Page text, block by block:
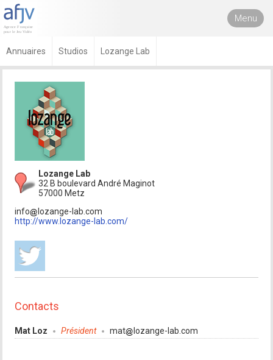
Menu
Annuaires Studios Lozange Lab
Lozange Lab
32 B boulevard André Maginot
57000 Metz
info
lozange-lab.com
http://www.lozange-lab.com/
Contacts
Mat Loz Président mat lozange-lab.com